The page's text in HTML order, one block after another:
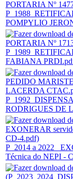
POMPYLIO
FABIANA
RODRIGUES DE
P_2014 a 2022_
Técnica do NEPI -